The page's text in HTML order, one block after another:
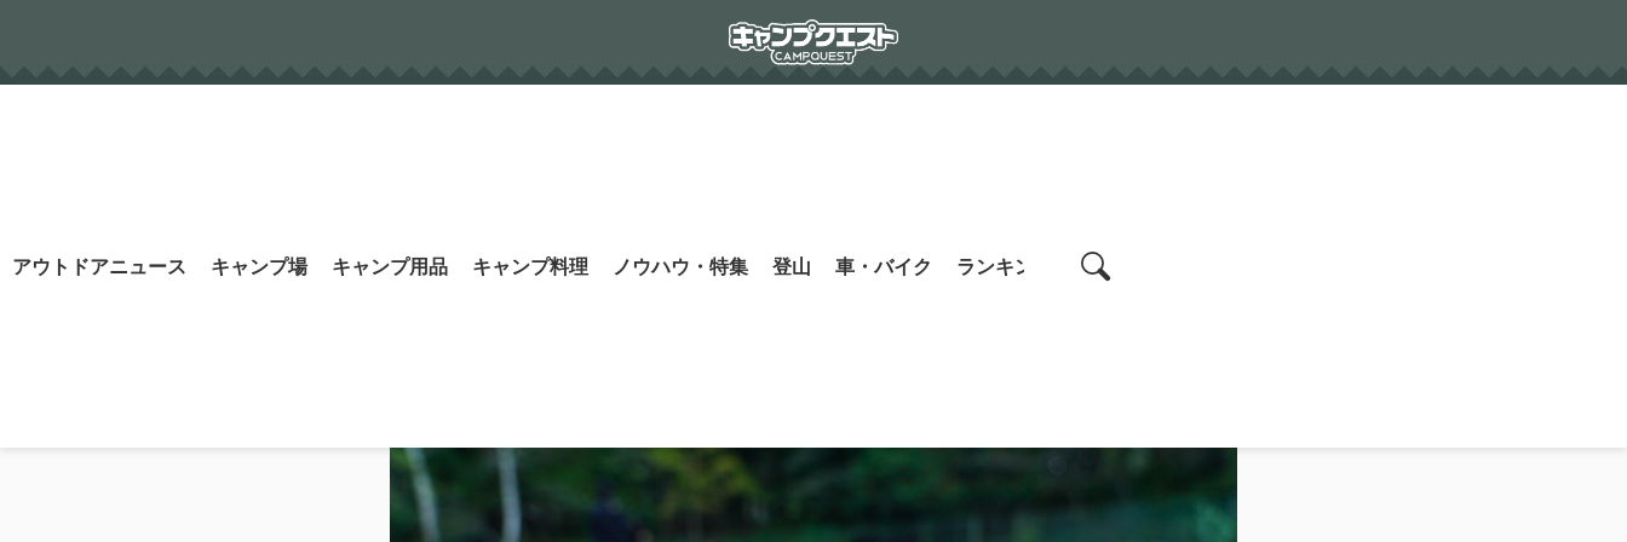
アウトドアニュース キャンプ場 キャンプ用品 キャンプ料理 ノウハウ・特集 登山 車・バイク ランキング search
Search